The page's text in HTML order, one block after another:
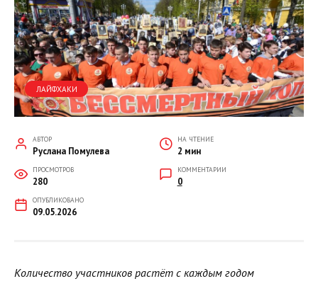
ЛАЙФХАКИ
АВТОР
Руслана Помулева
НА ЧТЕНИЕ
2 мин
ПРОСМОТРОВ
280
КОММЕНТАРИИ
0
ОПУБЛИКОВАНО
09.05.2026
Количество участников растёт с каждым годом